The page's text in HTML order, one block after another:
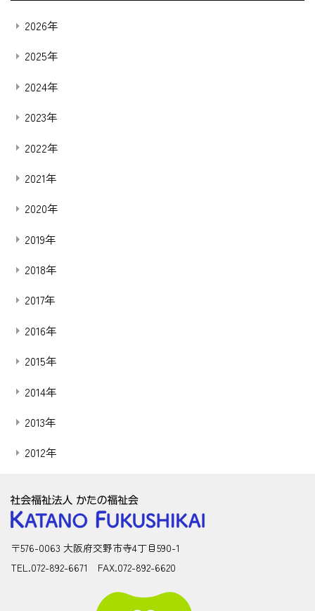
2026年
2025年
2024年
2023年
2022年
2021年
2020年
2019年
2018年
2017年
2016年
2015年
2014年
2013年
2012年
〒576-0063 大阪府交野市寺4丁目590-1
TEL.072-892-6671 FAX.072-892-6620